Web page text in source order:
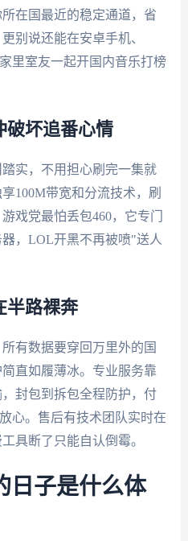
在国最近的稳定通道，省
别说还能在安卓手机、
里室友一起开国内音乐打榜
破坏追番心情
实，不用担心刷完一集就
100M带宽和分流技术，刷
戏党最怕丢包460，它专门
，LOL开黑不再被喷"送人
半路裸奔
有数据要穿回万里外的国
直如履薄冰。专业服务靠
封包到拆包全程防护，付
心。售后有技术团队实时在
具断了只能自认倒霉。
日子是什么体